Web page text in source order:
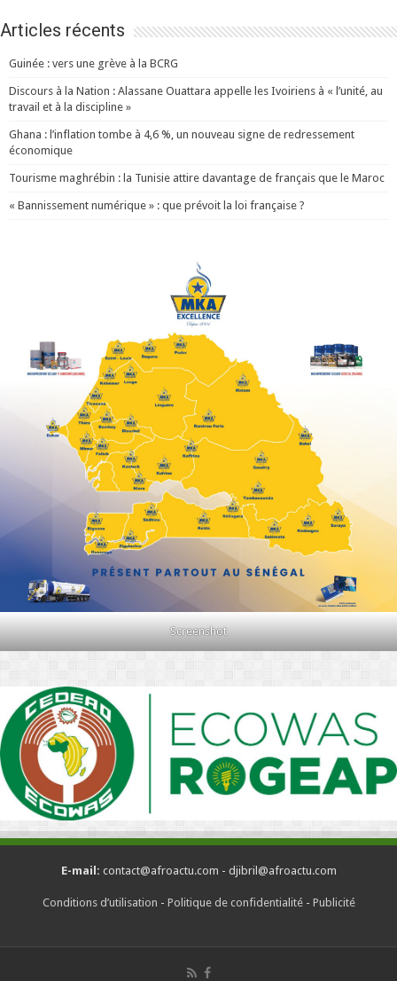
Articles récents
Guinée : vers une grève à la BCRG
Discours à la Nation : Alassane Ouattara appelle les Ivoiriens à « l’unité, au
travail et à la discipline »
Ghana : l’inflation tombe à 4,6 %, un nouveau signe de redressement
économique
Tourisme maghrébin : la Tunisie attire davantage de français que le Maroc
« Bannissement numérique » : que prévoit la loi française ?
Screenshot
E-mail: contact@afroactu.com - djibril@afroactu.com
Conditions d’utilisation - Politique de confidentialité- Publicité